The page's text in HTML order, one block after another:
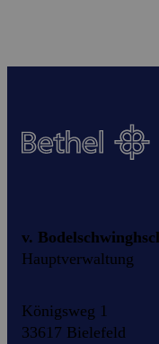
v.
Hauptverwaltung
Königsweg 1
33617 Bielefeld